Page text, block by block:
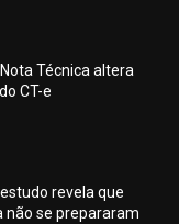
Técnica altera
CT-e
revela que
não se prepararam